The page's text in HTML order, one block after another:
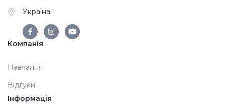
Фарби для розпису
Фольга для лиття (ефект кракелюра)
Аксесуари
Україна
Компанія
Навчання
Відгуки
Інформація